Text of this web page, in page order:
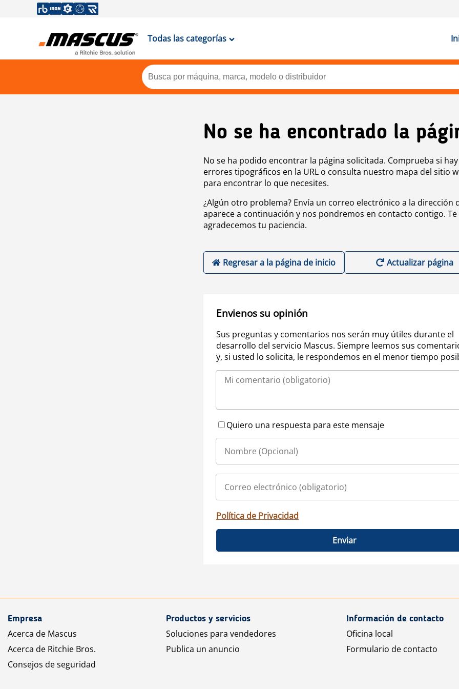
Todas las categorías
No se ha encontrado la
No se ha podido encontrar la página solicitada. Comprueba si hay
errores tipográficos en la URL o consulta nuestro mapa del sitio
para encontrar lo que necesites.
¿Algún otro problema? Envía un correo electrónico a la dirección
aparece a continuación y nos pondremos en contacto contigo. Te
agradecemos tu paciencia.
Regresar a la página de inicio Actualizar página
Envienos su opinión
Sus preguntas y comentarios nos serán muy útiles durante el
desarrollo del servicio Mascus. Siempre leemos sus
y, si usted lo solicita, le respondemos en el menor tiempo
Quiero una respuesta para este mensaje
Política de Privacidad
Enviar
Empresa
Acerca de Mascus
Acerca de Ritchie Bros.
Consejos de seguridad
Productos y servicios
Soluciones para vendedores
Publica un anuncio
Información de contacto
Oficina local
Formulario de contacto